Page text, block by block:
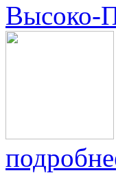
Высоко-